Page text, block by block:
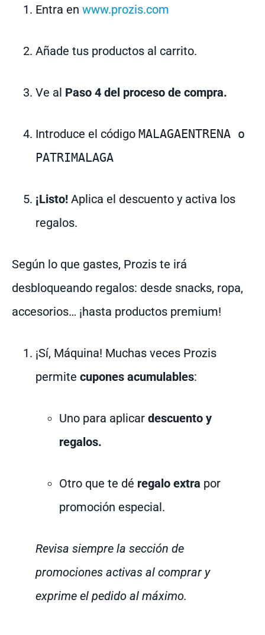
Entra en www.prozis.com
Añade tus productos al carrito.
Ve al Paso 4 del proceso de compra.
Introduce el código MALAGAENTRENA o
PATRIMALAGA
¡Listo! Aplica el descuento y activa los
regalos.
Según lo que gastes, Prozis te irá
desbloqueando regalos: desde snacks, ropa,
accesorios… ¡hasta productos premium!
¡Sí, Máquina! Muchas veces Prozis
permite cupones acumulables:
Uno para aplicar descuento y
regalos.
Otro que te dé regalo extra por
promoción especial.
Revisa siempre la sección de
promociones activas al comprar y
exprime el pedido al máximo.